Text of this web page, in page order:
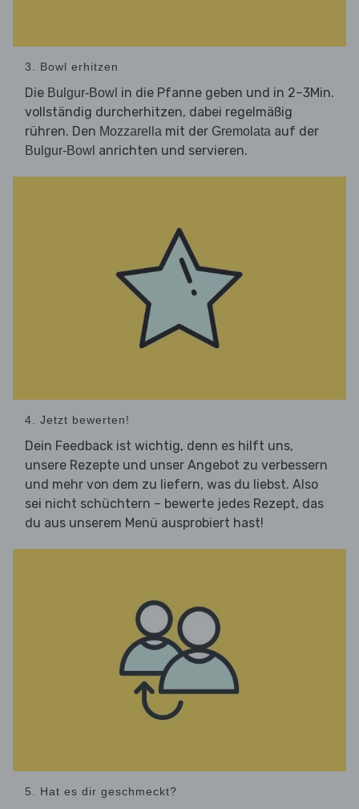
3. Bowl erhitzen
Die Bulgur-Bowl in die Pfanne geben und in 2–3Min.
vollständig durcherhitzen, dabei regelmäßig
rühren. Den Mozzarella mit der Gremolata auf der
Bulgur-Bowl anrichten und servieren.
4. Jetzt bewerten!
Dein Feedback ist wichtig, denn es hilft uns,
unsere Rezepte und unser Angebot zu verbessern
und mehr von dem zu liefern, was du liebst. Also
sei nicht schüchtern – bewerte jedes Rezept, das
du aus unserem Menü ausprobiert hast!
5. Hat es dir geschmeckt?